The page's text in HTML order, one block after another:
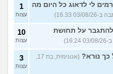
לי לדאוג כל היום מה
1
עצות
על תחושת
10
עצות
נורא? 3
עצות